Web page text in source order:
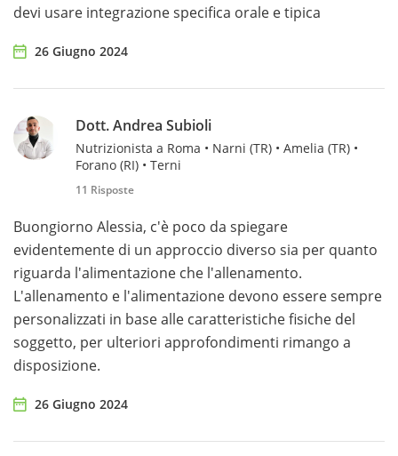
devi usare integrazione specifica orale e tipica
26 Giugno 2024
Dott. Andrea Subioli
Nutrizionista a Roma • Narni (TR) • Amelia (TR) •
Forano (RI) • Terni
11 Risposte
Buongiorno Alessia, c'è poco da spiegare
evidentemente di un approccio diverso sia per quanto
riguarda l'alimentazione che l'allenamento.
L'allenamento e l'alimentazione devono essere sempre
personalizzati in base alle caratteristiche fisiche del
soggetto, per ulteriori approfondimenti rimango a
disposizione.
26 Giugno 2024